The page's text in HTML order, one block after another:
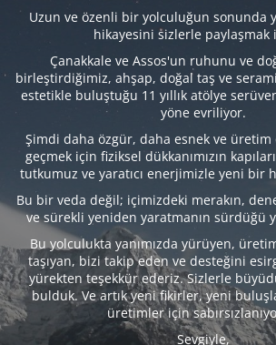
Uzun ve özenli bir yolculuğun sonunda
hikayesini sizlerle paylaşmak
Çanakkale ve Assos'un ruhunu ve
birleştirdiğimiz, ahşap, doğal taş ve
estetikle buluştuğu 11 yıllık atölye
yöne evriliyor.
Şimdi daha özgür, daha esnek ve üretim
geçmek için fiziksel dükkanımızın
tutkumuz ve yaratıcı enerjimizle yeni bir
Bu bir veda değil; içimizdeki merakın,
ve sürekli yeniden yaratmanın sürdüğü
Bu yolculukta yanımızda yürüyen,
taşıyan, bizi takip eden ve desteğini
yürekten teşekkür ederiz. Sizlerle
bulduk. Ve artık yeni fikirler, yeni
üretimler için
Sevgiyle,